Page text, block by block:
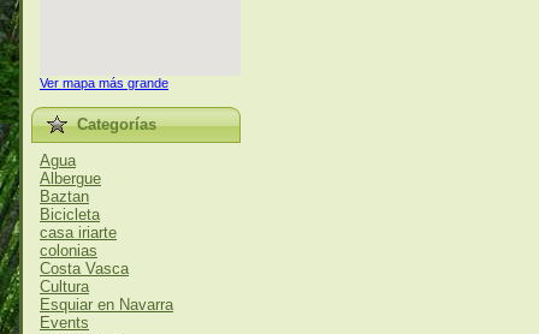
Ver mapa más grande
Categorías
Agua
Albergue
Baztan
Bicicleta
casa iriarte
colonias
Costa Vasca
Cultura
Esquiar en Navarra
Events